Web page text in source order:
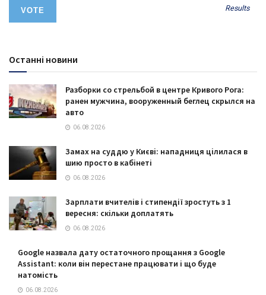
Results
Останні новини
Разборки со стрельбой в центре Кривого Рога:
ранен мужчина, вооруженный беглец скрылся на
авто
06.08.2026
Замах на суддю у Києві: нападниця цілилася в
шию просто в кабінеті
06.08.2026
Зарплати вчителів і стипендії зростуть з 1
вересня: скільки доплатять
06.08.2026
Google назвала дату остаточного прощання з Google
Assistant: коли він перестане працювати і що буде
натомість
06.08.2026